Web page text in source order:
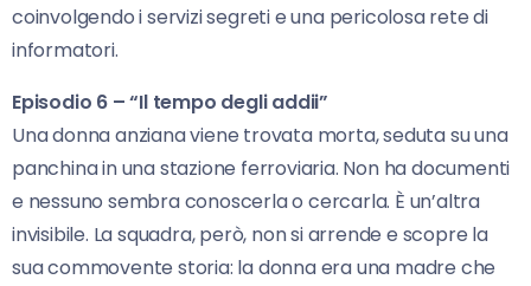
coinvolgendo i servizi segreti e una pericolosa rete di
informatori.
Episodio 6 – “Il tempo degli addii”
Una donna anziana viene trovata morta, seduta su una
panchina in una stazione ferroviaria. Non ha documenti
e nessuno sembra conoscerla o cercarla. È un’altra
invisibile. La squadra, però, non si arrende e scopre la
sua commovente storia: la donna era una madre che